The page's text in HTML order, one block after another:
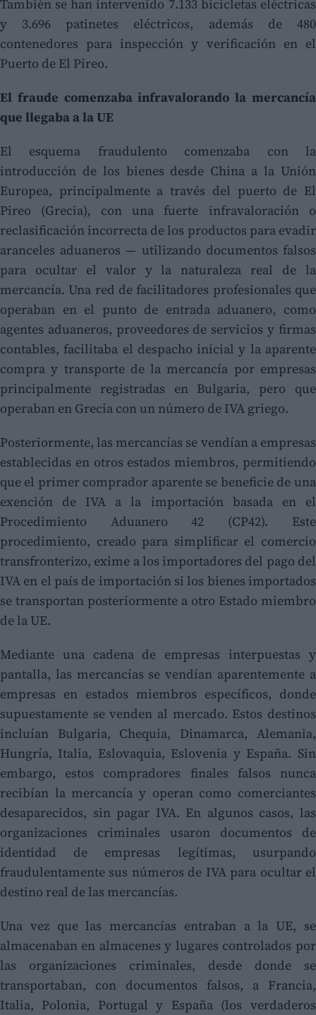
También se han intervenido 7.133 bicicletas eléctricas
y 3.696 patinetes eléctricos, además de 480
contenedores para inspección y verificación en el
Puerto de El Pireo.
El fraude comenzaba infravalorando la mercancía
que llegaba a la UE
El esquema fraudulento comenzaba con la
introducción de los bienes desde China a la Unión
Europea, principalmente a través del puerto de El
Pireo (Grecia), con una fuerte infravaloración o
reclasificación incorrecta de los productos para evadir
aranceles aduaneros — utilizando documentos falsos
para ocultar el valor y la naturaleza real de la
mercancía. Una red de facilitadores profesionales que
operaban en el punto de entrada aduanero, como
agentes aduaneros, proveedores de servicios y firmas
contables, facilitaba el despacho inicial y la aparente
compra y transporte de la mercancía por empresas
principalmente registradas en Bulgaria, pero que
operaban en Grecia con un número de IVA griego.
Posteriormente, las mercancías se vendían a empresas
establecidas en otros estados miembros, permitiendo
que el primer comprador aparente se beneficie de una
exención de IVA a la importación basada en el
Procedimiento Aduanero 42 (CP42). Este
procedimiento, creado para simplificar el comercio
transfronterizo, exime a los importadores del pago del
IVA en el país de importación si los bienes importados
se transportan posteriormente a otro Estado miembro
de la UE.
Mediante una cadena de empresas interpuestas y
pantalla, las mercancías se vendían aparentemente a
empresas en estados miembros específicos, donde
supuestamente se venden al mercado. Estos destinos
incluían Bulgaria, Chequia, Dinamarca, Alemania,
Hungría, Italia, Eslovaquia, Eslovenia y España. Sin
embargo, estos compradores finales falsos nunca
recibían la mercancía y operan como comerciantes
desaparecidos, sin pagar IVA. En algunos casos, las
organizaciones criminales usaron documentos de
identidad de empresas legítimas, usurpando
fraudulentamente sus números de IVA para ocultar el
destino real de las mercancías.
Una vez que las mercancías entraban a la UE, se
almacenaban en almacenes y lugares controlados por
las organizaciones criminales, desde donde se
transportaban, con documentos falsos, a Francia,
Italia, Polonia, Portugal y España (los verdaderos